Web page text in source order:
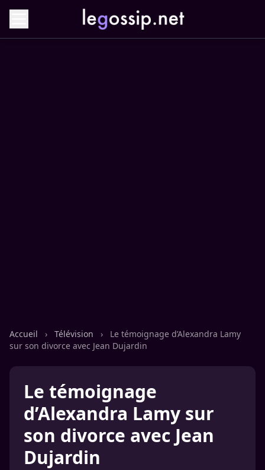
Accueil › Télévision ›
Le témoignage d’Alexandra Lamy
sur son divorce avec Jean Dujardin
Le témoignage
d’Alexandra Lamy sur
son divorce avec Jean
Dujardin